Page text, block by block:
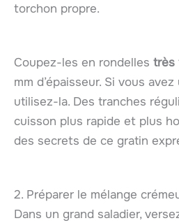
torchon propre.
Coupez-les en rondelles très
mm d’épaisseur. Si vous
utilisez-la. Des tranches
cuisson plus rapide et plus
des secrets de ce gratin
2. Préparer le mélange
Dans un grand saladier,